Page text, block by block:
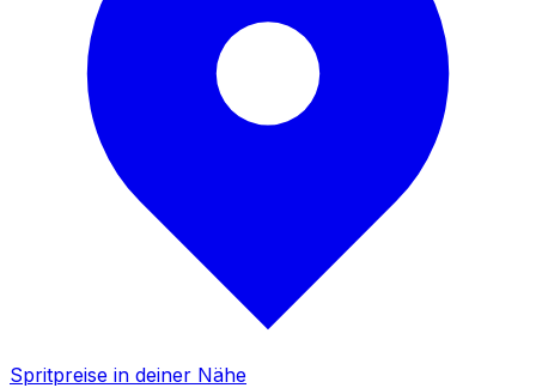
Spritpreise in deiner Nähe